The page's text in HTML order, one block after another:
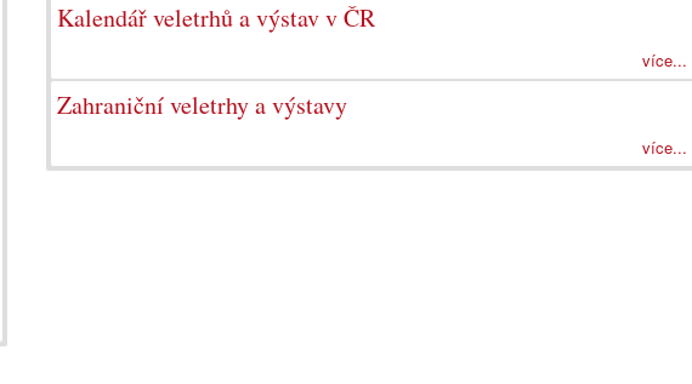
Kalendář veletrhů a výstav v ČR
více...
Zahraniční veletrhy a výstavy
více...